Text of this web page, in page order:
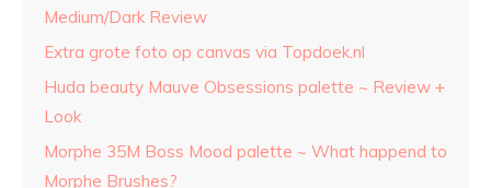
Medium/Dark Review
Extra grote foto op canvas via Topdoek.nl
Huda beauty Mauve Obsessions palette ~ Review +
Look
Morphe 35M Boss Mood palette ~ What happend to
Morphe Brushes?